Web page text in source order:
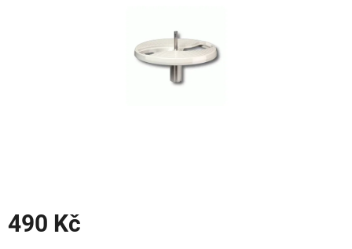
490 Kč